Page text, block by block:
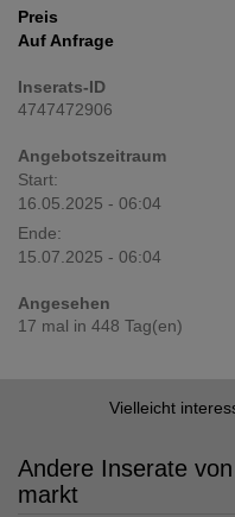
Preis
Auf Anfrage
Inserats-ID
4747472906
Angebotszeitraum
Start:
16.05.2025 - 06:04
Ende:
15.07.2025 - 06:04
Angesehen
17 mal in 448 Tag(en)
Vielleicht
Andere Inserate
markt